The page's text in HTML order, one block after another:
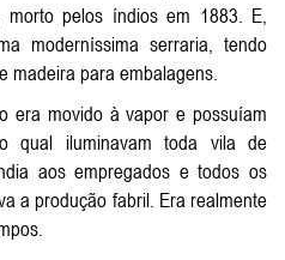
pelos índios em 1883. E,
moderníssima serraria, tendo
madeira para embalagens.
movido à vapor e possuíam
qual iluminavam toda vila de
aos empregados e todos os
a produção fabril. Era realmente